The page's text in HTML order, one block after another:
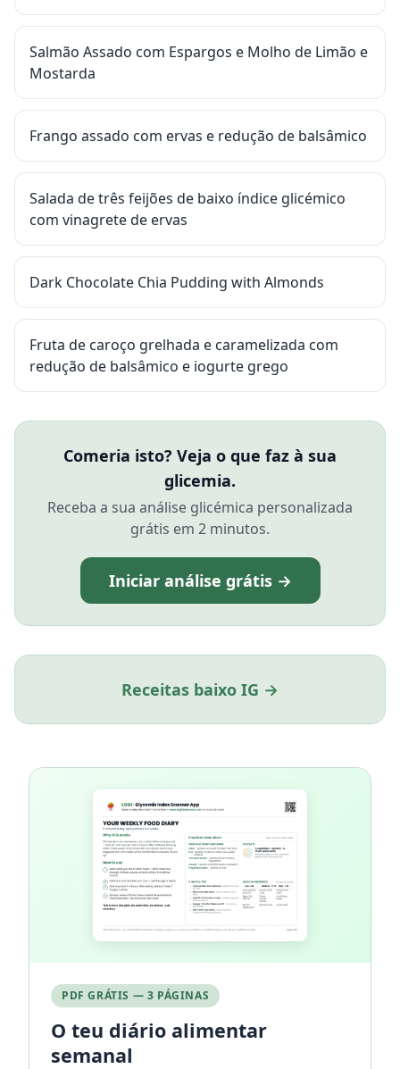
Salmão Assado com Espargos e Molho de Limão e
Mostarda
Frango assado com ervas e redução de balsâmico
Salada de três feijões de baixo índice glicémico
com vinagrete de ervas
Dark Chocolate Chia Pudding with Almonds
Fruta de caroço grelhada e caramelizada com
redução de balsâmico e iogurte grego
Comeria isto? Veja o que faz à sua
glicemia.
Receba a sua análise glicémica personalizada
grátis em 2 minutos.
Iniciar análise grátis →
Receitas baixo IG →
PDF GRÁTIS — 3 PÁGINAS
O teu diário alimentar
semanal